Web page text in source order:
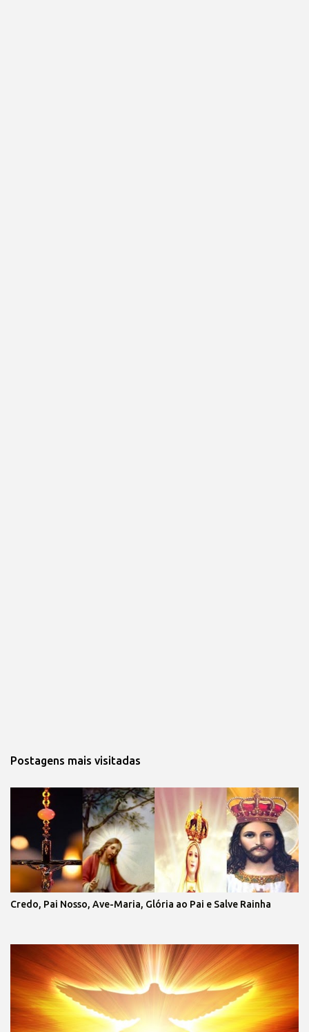
Postagens mais visitadas
Credo, Pai Nosso, Ave-Maria, Glória ao Pai e Salve Rainha